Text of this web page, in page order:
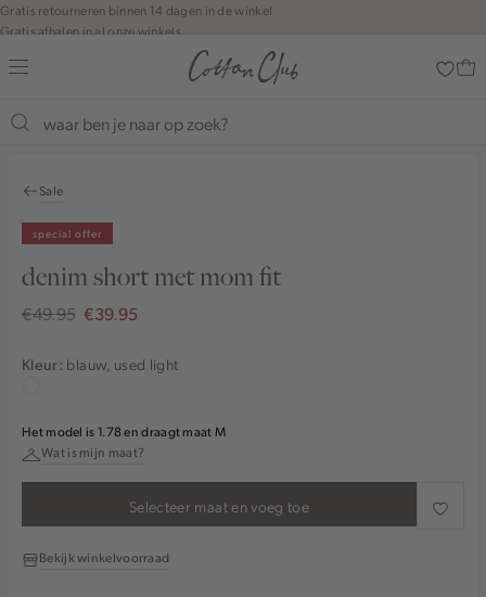
Navigeer
direct naar
de
hoofdinhoud
zoekbalk
naar de
Gratis retourneren binnen 14 dagen in de winkel
Gratis afhalen in al onze winkels
Jouw bestelling wordt binnen 1 tot 5 dagen bezorgd
Betaal zoals jij wilt: o.a. iDEAL | Wero, Riverty, Apple pay & creditcard
Shop the look
Sale
special offer
denim short met mom fit
€49.95 €39.95
Kleur: blauw, used light
middle
Het model is 1.78 en draagt maat M
Wat is mijn maat?
Selecteer maat en voeg toe
Bekijk winkelvoorraad